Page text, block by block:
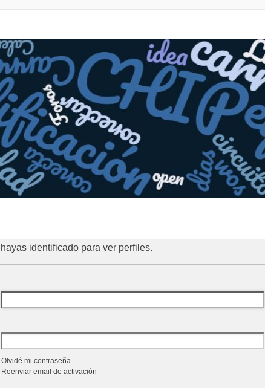
identificado para ver perfiles.
Olvidé mi contraseña
Reenviar email de activación